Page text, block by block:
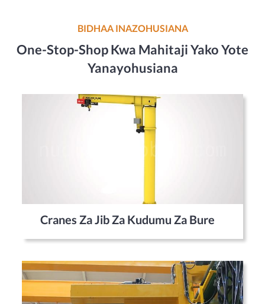
BIDHAA INAZOHUSIANA
One-Stop-Shop Kwa Mahitaji Yako Yote
Yanayohusiana
Cranes Za Jib Za Kudumu Za Bure